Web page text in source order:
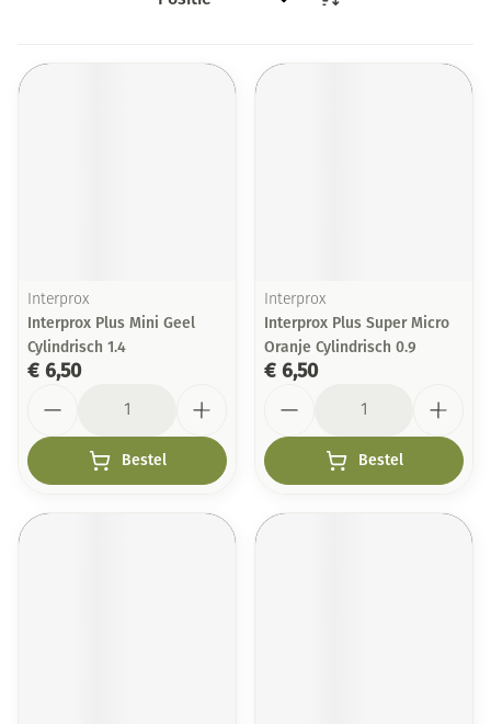
Sorteer op:
Interprox
Interprox Plus Mini Geel
Cylindrisch 1.4
€ 6,50
Bestel
Interprox
Interprox Plus Super Micro
Oranje Cylindrisch 0.9
€ 6,50
Bestel